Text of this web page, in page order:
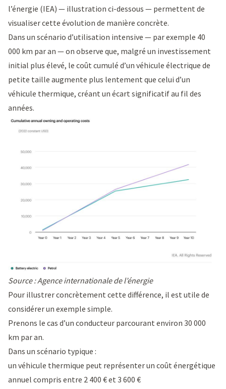
l’énergie (IEA) — illustration ci-dessous — permettent de
visualiser cette évolution de manière concrète.
Dans un scénario d’utilisation intensive — par exemple 40
000 km par an — on observe que, malgré un investissement
initial plus élevé, le coût cumulé d’un véhicule électrique de
petite taille augmente plus lentement que celui d’un
véhicule thermique, créant un écart significatif au fil des
années.
Source : Agence internationale de l’énergie
Pour illustrer concrètement cette différence, il est utile de
considérer un exemple simple.
Prenons le cas d’un conducteur parcourant environ 30 000
km par an.
Dans un scénario typique :
un véhicule thermique peut représenter un coût énergétique
annuel compris entre 2 400 € et 3 600 €